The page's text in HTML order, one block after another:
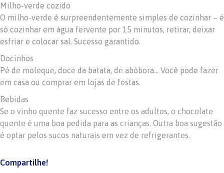
Milho-verde cozido
O milho-verde é surpreendentemente simples de cozinhar – é
só cozinhar em água fervente por 15 minutos, retirar, deixar
esfriar e colocar sal. Sucesso garantido.
Docinhos
Pé de moleque, doce da batata, de abóbora… Você pode fazer
em casa ou comprar em lojas de festas.
Bebidas
Se o vinho quente faz sucesso entre os adultos, o chocolate
quente é uma boa pedida para as crianças. Outra boa sugestão
é optar pelos sucos naturais em vez de refrigerantes.
Compartilhe!